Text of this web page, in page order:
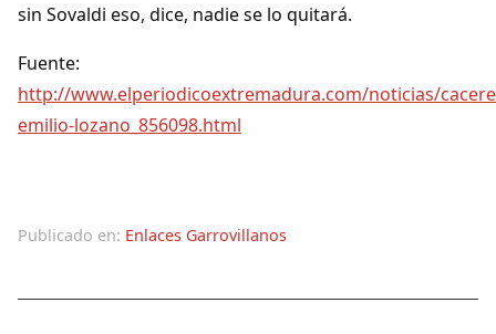
sin Sovaldi eso, dice, nadie se lo quitará.
Fuente:
http://www.elperiodicoextremadura.com/noticias/
emilio-lozano_856098.html
Publicado en: Enlaces Garrovillanos